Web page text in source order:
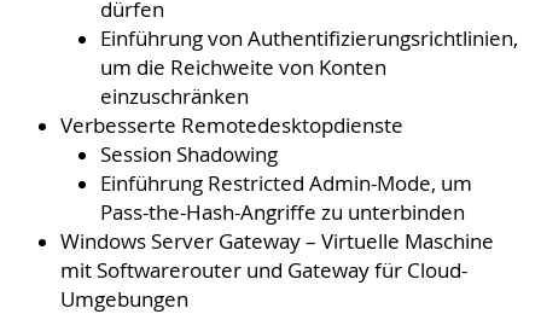
dürfen
Einführung von Authentifizierungsrichtlinien,
um die Reichweite von Konten
einzuschränken
Verbesserte Remotedesktopdienste
Session Shadowing
Einführung Restricted Admin-Mode, um
Pass-the-Hash-Angriffe zu unterbinden
Windows Server Gateway – Virtuelle Maschine
mit Softwarerouter und Gateway für Cloud-
Umgebungen